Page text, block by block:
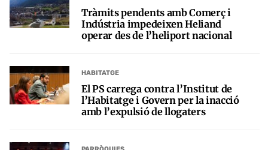
Tràmits pendents amb Comerç i
Indústria impedeixen Heliand
operar des de l’heliport nacional
HABITATGE
El PS carrega contra l’Institut de
l’Habitatge i Govern per la inacció
amb l’expulsió de llogaters